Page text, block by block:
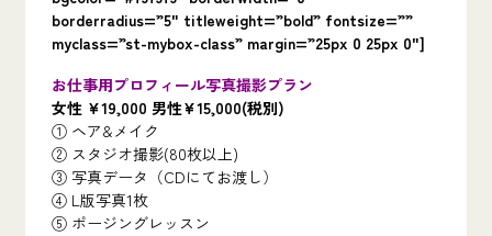
borderradius=”5″ titleweight=”bold” fontsize=””
myclass=”st-mybox-class” margin=”25px 0 25px 0″]
お仕事用プロフィール写真撮影プラン
女性 ¥19,000 男性¥15,000(税別)
① ヘア&メイク
② スタジオ撮影(80枚以上)
③ 写真データ（CDにてお渡し）
④ L版写真1枚
⑤ ポージングレッスン